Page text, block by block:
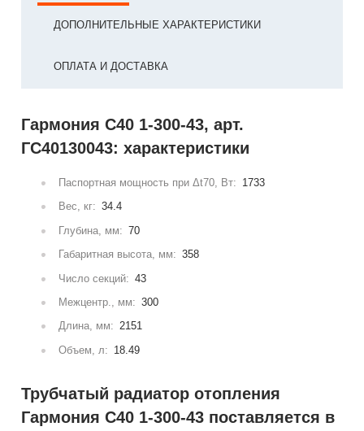
ДОПОЛНИТЕЛЬНЫЕ ХАРАКТЕРИСТИКИ
ОПЛАТА И ДОСТАВКА
Гармония С40 1-300-43, арт.
ГС40130043: характеристики
Паспортная мощность при Δt70, Вт: 1733
Вес, кг: 34.4
Глубина, мм: 70
Габаритная высота, мм: 358
Число секций: 43
Межцентр., мм: 300
Длина, мм: 2151
Объем, л: 18.49
Трубчатый радиатор отопления
Гармония С40 1-300-43 поставляется в